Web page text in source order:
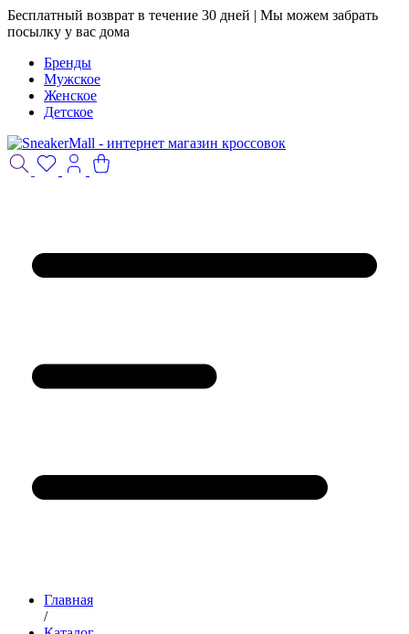
Бесплатный возврат в течение 30 дней | Мы можем забрать
посылку у вас дома
Бренды
Мужское
Женское
Детское
Главная
/